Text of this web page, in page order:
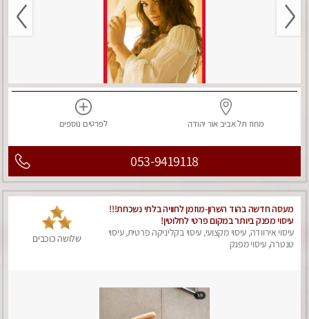
מחוז תל אביב אור יהודה לפרטים נוספים
053-9419118
מעסה חדשה בהוד השרון-מוזמן לחוויה בלתי נשכחת!!!
עיסוי מפנק ביותר במקום פרטי לחלוטין!
עיסוי אירוודה, עיסוי מקצועי, עיסוי בקליניקה פרטית, עיסוי
טנטרה, עיסוי מפנק
שלושה כוכבים